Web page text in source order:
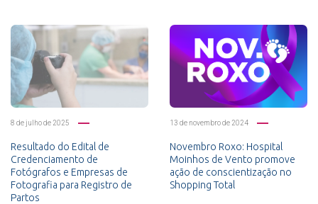
8 de julho de 2025
Resultado do Edital de
Credenciamento de
Fotógrafos e Empresas de
Fotografia para Registro de
Partos
13 de novembro de 2024
Novembro Roxo: Hospital
Moinhos de Vento promove
ação de conscientização no
Shopping Total